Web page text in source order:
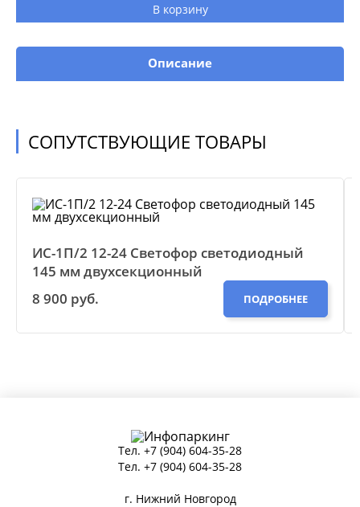
В корзину
Описание
СОПУТСТВУЮЩИЕ ТОВАРЫ
ИС-1П/2 12-24 Светофор светодиодный
145 мм двухсекционный
8 900 руб.
ПОДРОБНЕЕ
Тел. +7 (904) 604-35-28
Тел. +7 (904) 604-35-28
г. Нижний Новгород